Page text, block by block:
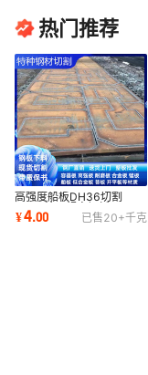
热门推荐
高强度船板DH36切割
EH36特厚超宽钢板AH36
带船级社认证书CCSB ABS
¥4.00 已售20+千克